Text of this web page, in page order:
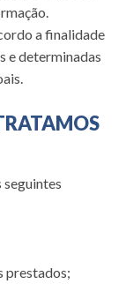
a finalidade
e determinadas
seguintes
prestados;